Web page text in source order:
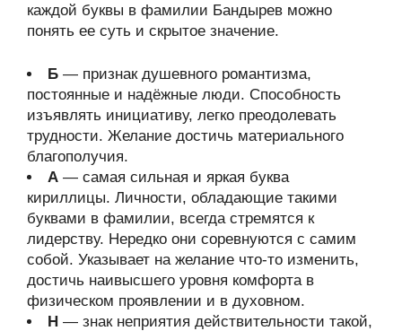
каждой буквы в фамилии Бандырев можно
понять ее суть и скрытое значение.
Б — признак душевного романтизма,
постоянные и надёжные люди. Способность
изъявлять инициативу, легко преодолевать
трудности. Желание достичь материального
благополучия.
А — самая сильная и яркая буква
кириллицы. Личности, обладающие такими
буквами в фамилии, всегда стремятся к
лидерству. Нередко они соревнуются с самим
собой. Указывает на желание что-то изменить,
достичь наивысшего уровня комфорта в
физическом проявлении и в духовном.
Н — знак неприятия действительности такой,